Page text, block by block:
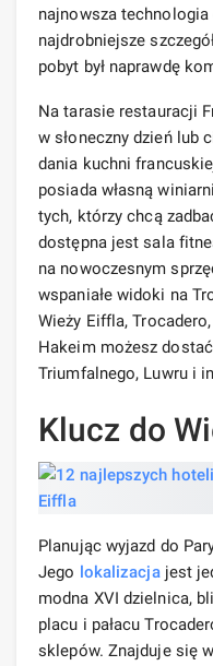
najnowsza
najdrobniejsze
pobyt był naprawdę
Na tarasie restauracji
w słoneczny dzień lub
dania kuchni
posiada własną
tych, którzy chcą
dostępna jest sala
na nowoczesnym
wspaniałe widoki na
Wieży Eiffla,
Hakeim możesz
Triumfalnego, Luwru i
Klucz do
Planując wyjazd do
Jego lokalizacjajest
modna XVI dzielnica,
placu i pałacu
sklepów. Znajduje się